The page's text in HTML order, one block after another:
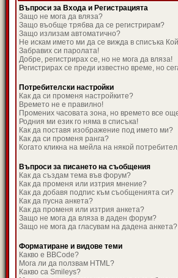
Въпроси за Входа и Регистрацията
Защо не мога да вляза?
Защо въобще трябва да се регистрирам?
Защо излизам автоматично?
Не искам името ми да се вижда в списъка
Забравих си паролата!
Добре, регистрирах се, но не мога да вляза!
Регистрирах се преди известно време, но
Потребителски настройки
Как да си променя настройките?
Времето не е правилно!
Промених часовата зона, но времето все
Родния ми език го няма в списъка!
Как да поставя изображение под името ми?
Как да си променя ранга?
Когато кликна на мейла на някой
Въпроси за писането на съобщения
Как да създам тема във форум?
Как да променя или изтрия мнение?
Как да добавя подпис към съобщенията си?
Как да пусна анкета?
Как да променя или изтрия анкета?
Защо не мога да вляза в даден форум?
Защо не мога да гласувам на дадена анкета?
Форматиране и видове теми
Какво е BBCode?
Мога ли да ползвам HTML?
Какво са Smileys?